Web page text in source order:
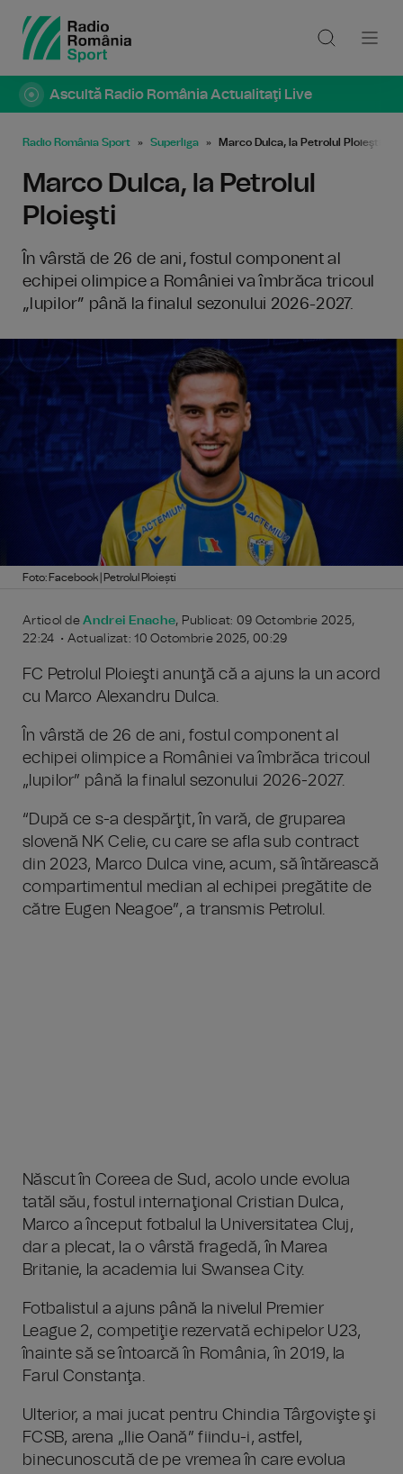
Ascultă Radio România Actualitaţi Live
Radio România Sport Superliga Marco Dulca, la Petrolul Ploieşti
Marco Dulca, la Petrolul
Ploieşti
În vârstă de 26 de ani, fostul component al
echipei olimpice a României va îmbrăca tricoul
„lupilor” până la finalul sezonului 2026-2027.
Foto: Facebook | Petrolul Ploiești
Articol deAndrei Enache, Publicat: 09 Octombrie 2025,
22:24 • Actualizat: 10 Octombrie 2025, 00:29
FC Petrolul Ploieşti anunţă că a ajuns la un acord
cu Marco Alexandru Dulca.
În vârstă de 26 de ani, fostul component al
echipei olimpice a României va îmbrăca tricoul
„lupilor” până la finalul sezonului 2026-2027.
“După ce s-a despărţit, în vară, de gruparea
slovenă NK Celie, cu care se afla sub contract
din 2023, Marco Dulca vine, acum, să întărească
compartimentul median al echipei pregătite de
către Eugen Neagoe”, a transmis Petrolul.
Născut în Coreea de Sud, acolo unde evolua
tatăl său, fostul internaţional Cristian Dulca,
Marco a început fotbalul la Universitatea Cluj,
dar a plecat, la o vârstă fragedă, în Marea
Britanie, la academia lui Swansea City.
Fotbalistul a ajuns până la nivelul Premier
League 2, competiţie rezervată echipelor U23,
înainte să se întoarcă în România, în 2019, la
Farul Constanţa.
Ulterior, a mai jucat pentru Chindia Târgovişte şi
FCSB, arena „Ilie Oană” fiindu-i, astfel,
binecunoscută de pe vremea în care evolua